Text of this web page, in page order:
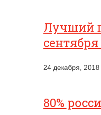
Лучший
24 декабря, 2018
80%